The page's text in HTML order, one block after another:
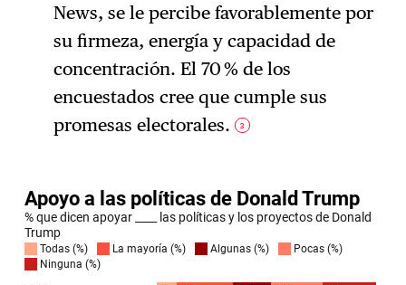
News, se le percibe favorablemente por
su firmeza, energía y capacidad de
concentración. El 70 % de los
encuestados cree que cumple sus
promesas electorales.
3